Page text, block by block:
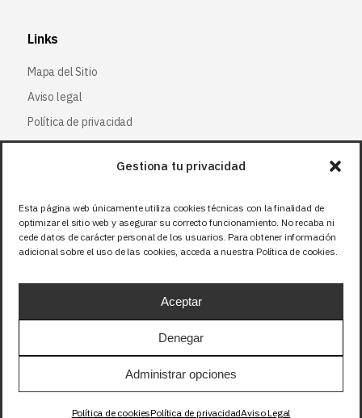
Gestiona tu privacidad
Esta página web únicamente utiliza cookies técnicas con la finalidad de
optimizar el sitio web y asegurar su correcto funcionamiento. No recaba ni
cede datos de carácter personal de los usuarios. Para obtener información
adicional sobre el uso de las cookies, acceda a nuestra Política de cookies.
Aceptar
Denegar
Administrar opciones
Política de cookiesPolítica de privacidadAviso Legal
Links
Mapa del Sitio
Aviso legal
Política de privacidad
Política de cookies
Síguenos
Facebook
X (Twitter)
Instagram
Precios sin IVA (21%). Tasa RAEE incluida en
aquellos productos que corresponda.